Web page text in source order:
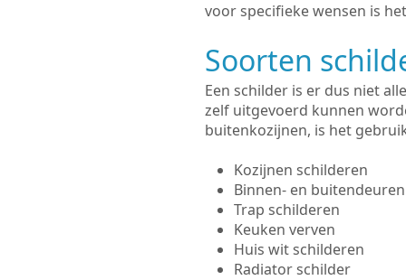
voor specifieke wensen is
Soorten
Een schilder is er dus niet
zelf uitgevoerd kunnen
buitenkozijnen, is het
Kozijnen schilderen
Binnen- en
Trap schilderen
Keuken verven
Huis wit schilderen
Radiator schilder